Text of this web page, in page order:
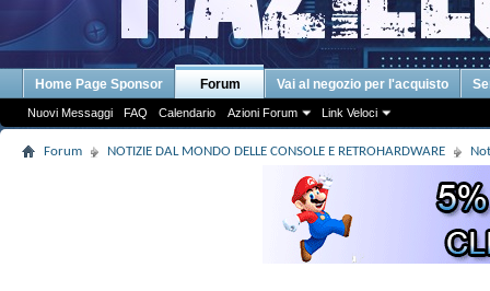
Home Page Sponsor Forum
Nuovi Messaggi FAQ Calendario Azioni Forum Link Veloci
Vai al negozio per l'acquisto
Forum NOTIZIE DAL MONDO DELLE CONSOLE E RETROHARDWARE